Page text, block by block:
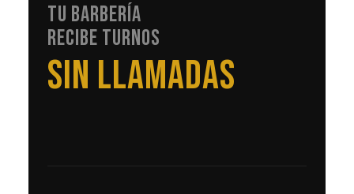
TU BARBERÍA
RECIBE TURNOS
EN AUTOMÁTICO